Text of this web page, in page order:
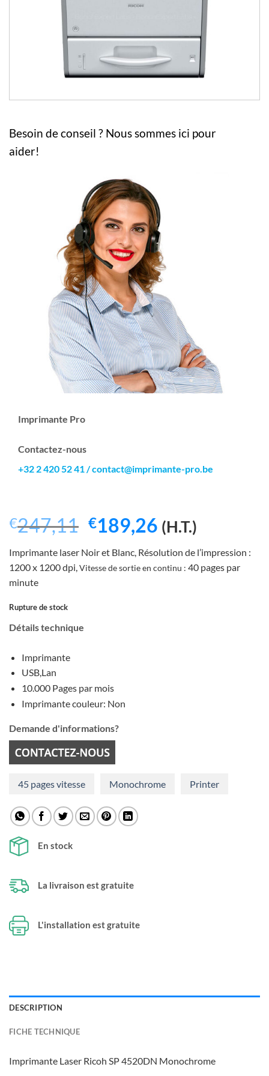
Besoin de conseil ? Nous sommes ici pour
aider!
Imprimante Pro
Contactez-nous
+32 2 420 52 41/contact@imprimante-pro.be
€247,11 Le
prix
initial
€189,26Le
prix
actuel
(H.T.)
Imprimante laser Noir et Blanc, Résolution de l’impression :
1200 x 1200 dpi,Vitesse de sortie en continu : 40 pages par
minute
Rupture de stock
Détails technique
Imprimante
USB,Lan
10.000 Pages par mois
Imprimante couleur: Non
Demande d'informations?
45 pages vitesse Monochrome Printer
En stock
La livraison est gratuite
L'installation est gratuite
DESCRIPTION
FICHE TECHNIQUE
Imprimante Laser Ricoh SP 4520DN Monochrome